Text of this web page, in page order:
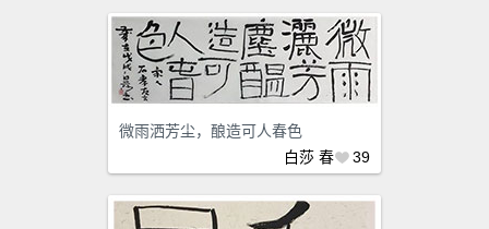
微雨洒芳尘，酿造可人春色
白莎 春 39